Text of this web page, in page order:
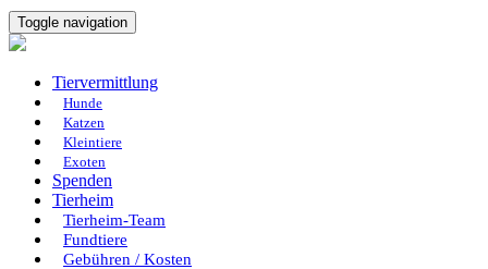
Toggle navigation
Tiervermittlung
Hunde
Katzen
Kleintiere
Exoten
Spenden
Tierheim
Tierheim-Team
Fundtiere
Gebühren / Kosten